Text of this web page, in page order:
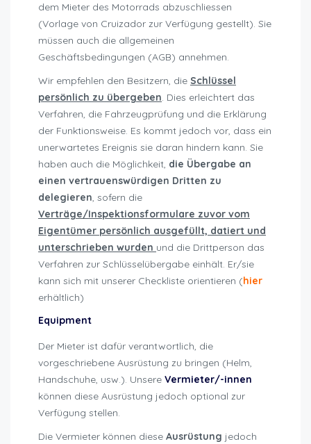
dem Mieter des Motorrads abzuschliessen
(Vorlage von Cruizador zur Verfügung gestellt). Sie
müssen auch die allgemeinen
Geschäftsbedingungen (AGB) annehmen.
Wir empfehlen den Besitzern, die Schlüssel
persönlich zu übergeben. Dies erleichtert das
Verfahren, die Fahrzeugprüfung und die Erklärung
der Funktionsweise. Es kommt jedoch vor, dass ein
unerwartetes Ereignis sie daran hindern kann. Sie
haben auch die Möglichkeit, die Übergabe an
einen vertrauenswürdigen Dritten zu
delegieren, sofern die
Verträge/Inspektionsformulare zuvor vom
Eigentümer persönlich ausgefüllt, datiert und
unterschrieben wurden und die Drittperson das
Verfahren zur Schlüsselübergabe einhält. Er/sie
kann sich mit unserer Checkliste orientieren (hier
erhältlich)
Equipment
Der Mieter ist dafür verantwortlich, die
vorgeschriebene Ausrüstung zu bringen (Helm,
Handschuhe, usw.). Unsere Vermieter/-innen
können diese Ausrüstung jedoch optional zur
Verfügung stellen.
Die Vermieter können diese Ausrüstung jedoch